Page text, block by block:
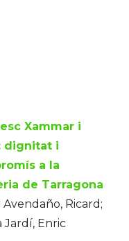
Xammar i
dignitat i
a la
de Tarragona
Avendaño, Ricard;
Jardí, Enric